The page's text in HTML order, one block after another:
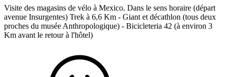
Visite des magasins de vélo à Mexico. Dans le sens horaire (départ
avenue Insurgentes) Trek à 6,6 Km - Giant et décathlon (tous deux
proches du musée Anthropologique) - Bicicleteria 42 (à environ 3
Km avant le retour à l'hôtel)